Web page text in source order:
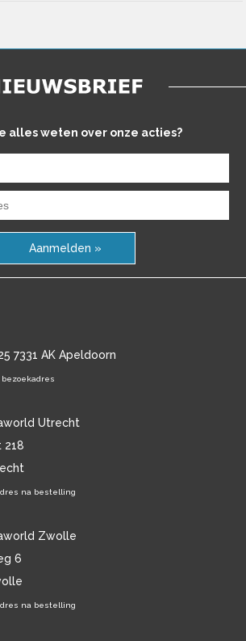
alles weten over onze acties?
Aanmelden »
7331 AK Apeldoorn
Utrecht
218
na bestelling
Zwolle
6
na bestelling